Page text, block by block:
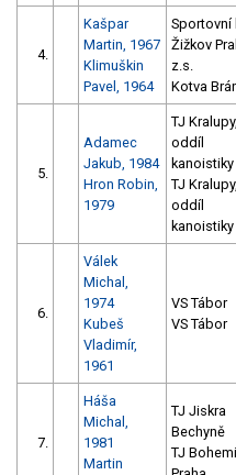
4.
Kašpar
Martin, 1967
Klimuškin
Pavel, 1964
Sportovní
Žižkov
z.s.
Kotva
5.
Adamec
Jakub, 1984
Hron Robin,
1979
TJ Kralupy,
oddíl
kanoistiky
TJ Kralupy,
oddíl
kanoistiky
6.
Válek
Michal,
1974
Kubeš
Vladimír,
1961
VS Tábor
VS Tábor
7.
Háša
Michal,
1981
Martin
TJ Jiskra
Bechyně
TJ